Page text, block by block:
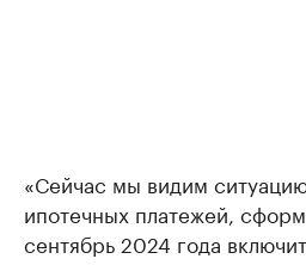
«Сейчас мы видим
ипотечных платежей,
сентябрь 2024 года